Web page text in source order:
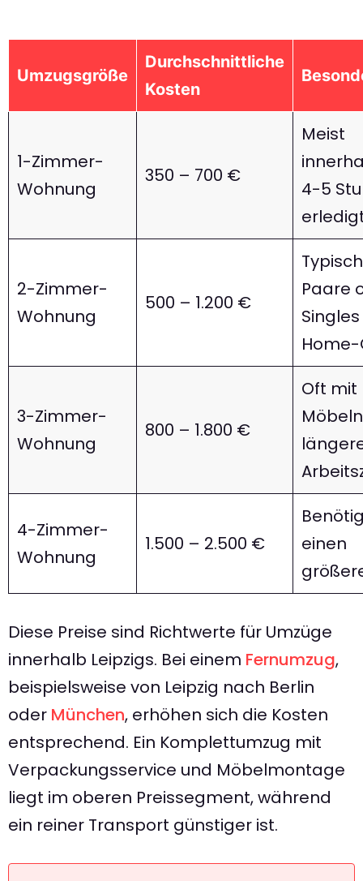
Umzugsgröße
Durchschnittliche
Kosten
1-Zimmer-
Wohnung
350 – 700 €
Meist
4-5
2-Zimmer-
Wohnung
500 – 1.200 €
Paare
3-Zimmer-
Wohnung
800 – 1.800 €
Oft mit
4-Zimmer-
Wohnung
1.500 – 2.500 €
einen
Diese Preise sind Richtwerte für Umzüge
innerhalb Leipzigs. Bei einem Fernumzug,
beispielsweise von Leipzig nach Berlin
oder München, erhöhen sich die Kosten
entsprechend. Ein Komplettumzug mit
Verpackungsservice und Möbelmontage
liegt im oberen Preissegment, während
ein reiner Transport günstiger ist.